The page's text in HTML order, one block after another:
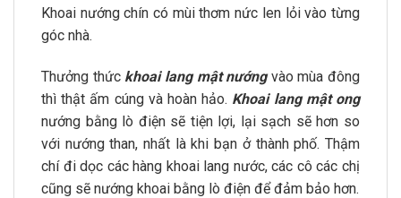
Khoai nướng chín có mùi thơm nức len lỏi vào từng
góc nhà.
Thưởng thức khoai lang mật nướngvào mùa đông
thì thật ấm cúng và hoàn hảo. Khoai lang mật ong
nướng bằng lò điện sẽ tiện lợi, lại sạch sẽ hơn so
với nướng than, nhất là khi bạn ở thành phố. Thậm
chí đi dọc các hàng khoai lang nước, các cô các chị
cũng sẽ nướng khoai bằng lò điện để đảm bảo hơn.